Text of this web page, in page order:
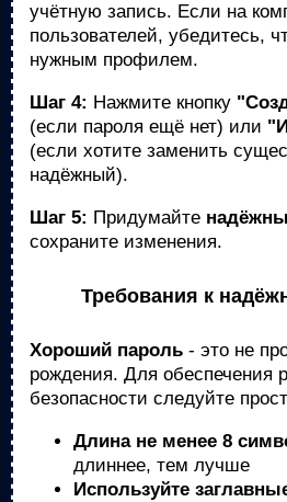
учётную запись. Если на
пользователей, убедитесь,
нужным профилем.
Шаг 4: Нажмите кнопку
(если пароля ещё нет) или
(если хотите заменить
надёжный).
Шаг 5: Придумайте
сохраните изменения.
Требования к
Хороший пароль - это не
рождения. Для обеспечения
безопасности следуйте
Длина не менее 8
длиннее, тем лучше
Используйте